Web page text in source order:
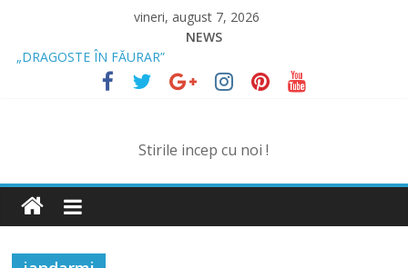
content
vineri, august 7, 2026
NEWS
„DRAGOSTE ÎN FĂURAR”
NOUL COD RUTIER A INTRAT ÎN VIGOARE!
MII DE ȚIGARETE DE CONTRABANDĂ, CONFISCATE DE
SPRIJIN FINANCIAR PENTRU FERMIERI
Stirile incep cu noi !